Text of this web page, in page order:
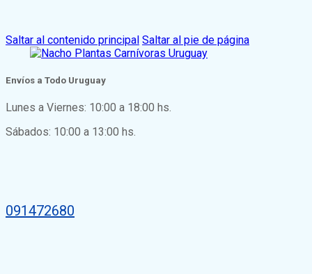
Saltar al contenido principal Saltar al pie de página
Envíos a Todo Uruguay
Lunes a Viernes: 10:00 a 18:00 hs.
Sábados: 10:00 a 13:00 hs.
091472680